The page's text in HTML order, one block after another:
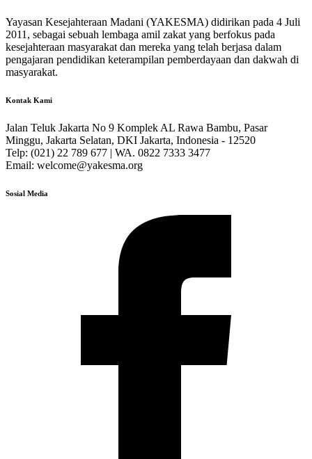
Yayasan Kesejahteraan Madani (YAKESMA) didirikan pada 4 Juli
2011, sebagai sebuah lembaga amil zakat yang berfokus pada
kesejahteraan masyarakat dan mereka yang telah berjasa dalam
pengajaran pendidikan keterampilan pemberdayaan dan dakwah di
masyarakat.
Kontak Kami
Jalan Teluk Jakarta No 9 Komplek AL Rawa Bambu, Pasar
Minggu, Jakarta Selatan, DKI Jakarta, Indonesia - 12520
Telp: (021) 22 789 677 | WA. 0822 7333 3477
Email: welcome@yakesma.org
Sosial Media